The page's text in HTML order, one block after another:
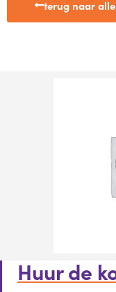
terug naar
Huur de